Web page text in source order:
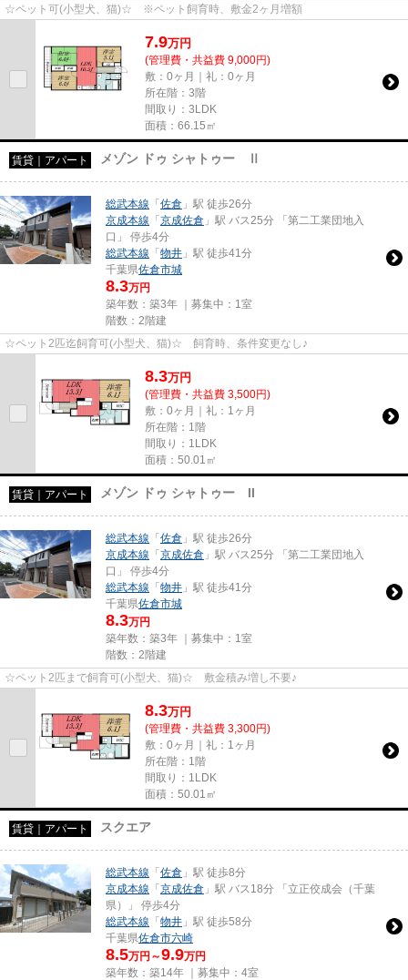
☆ペット可(小型犬、猫)☆ ※ペット飼育時、敷金2ヶ月増額
7.9万円
(管理費・共益費 9,000円)
敷：0ヶ月｜礼：0ヶ月
所在階：3階
間取り：3LDK
面積：66.15㎡
賃貸｜アパート メゾン ドゥ シャトゥー Ⅱ
総武本線 「佐倉 」駅 徒歩26分
京成本線 「京成佐倉 」駅 バス25分 「第二工業団地入
口」 停歩4分
総武本線 「物井 」駅 徒歩41分
千葉県佐倉市城
8.3万円
築年数：築3年 ｜募集中： 1室
階数：2階建
☆ペット2匹迄飼育可(小型犬、猫)☆ 飼育時、条件変更なし♪
8.3万円
(管理費・共益費 3,500円)
敷：0ヶ月｜礼：1ヶ月
所在階：1階
間取り：1LDK
面積：50.01㎡
賃貸｜アパート メゾン ドゥ シャトゥー II
総武本線 「佐倉 」駅 徒歩26分
京成本線 「京成佐倉 」駅 バス25分 「第二工業団地入
口」 停歩4分
総武本線 「物井 」駅 徒歩41分
千葉県佐倉市城
8.3万円
築年数：築3年 ｜募集中： 1室
階数：2階建
☆ペット2匹まで飼育可(小型犬、猫)☆ 敷金積み増し不要♪
8.3万円
(管理費・共益費 3,300円)
敷：0ヶ月｜礼：1ヶ月
所在階：1階
間取り：1LDK
面積：50.01㎡
賃貸｜アパート スクエア
総武本線 「佐倉 」駅 徒歩8分
京成本線 「京成佐倉 」駅 バス18分 「立正佼成会（千葉
県）」 停歩4分
総武本線 「物井 」駅 徒歩58分
千葉県佐倉市六崎
8.5万円～9.9万円
築年数：築14年 ｜募集中： 4室